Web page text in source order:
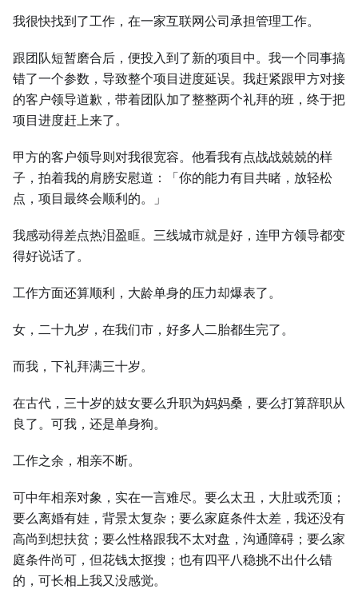
我很快找到了工作，在一家互联网公司承担管理工作。
跟团队短暂磨合后，便投入到了新的项目中。我一个同事搞
错了一个参数，导致整个项目进度延误。我赶紧跟甲方对接
的客户领导道歉，带着团队加了整整两个礼拜的班，终于把
项目进度赶上来了。
甲方的客户领导则对我很宽容。他看我有点战战兢兢的样
子，拍着我的肩膀安慰道：「你的能力有目共睹，放轻松
点，项目最终会顺利的。」
我感动得差点热泪盈眶。三线城市就是好，连甲方领导都变
得好说话了。
工作方面还算顺利，大龄单身的压力却爆表了。
女，二十九岁，在我们市，好多人二胎都生完了。
而我，下礼拜满三十岁。
在古代，三十岁的妓女要么升职为妈妈桑，要么打算辞职从
良了。可我，还是单身狗。
工作之余，相亲不断。
可中年相亲对象，实在一言难尽。要么太丑，大肚或秃顶；
要么离婚有娃，背景太复杂；要么家庭条件太差，我还没有
高尚到想扶贫；要么性格跟我不太对盘，沟通障碍；要么家
庭条件尚可，但花钱太抠搜；也有四平八稳挑不出什么错
的，可长相上我又没感觉。